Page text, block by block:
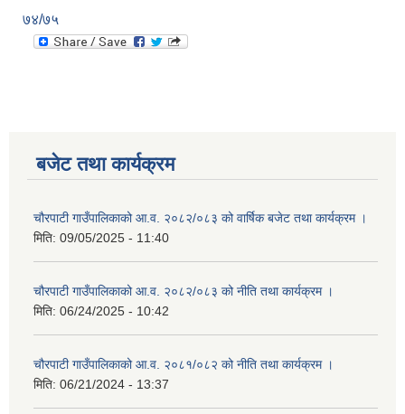
७४/७५
बजेट तथा कार्यक्रम
चौरपाटी गाउँपालिकाको आ.व. २०८२/०८३ को वार्षिक बजेट तथा कार्यक्रम ।
मिति: 09/05/2025 - 11:40
चौरपाटी गाउँपालिकाको आ.व. २०८२/०८३ को नीति तथा कार्यक्रम ।
मिति: 06/24/2025 - 10:42
चौरपाटी गाउँपालिकाको आ.व. २०८१/०८२ को नीति तथा कार्यक्रम ।
मिति: 06/21/2024 - 13:37